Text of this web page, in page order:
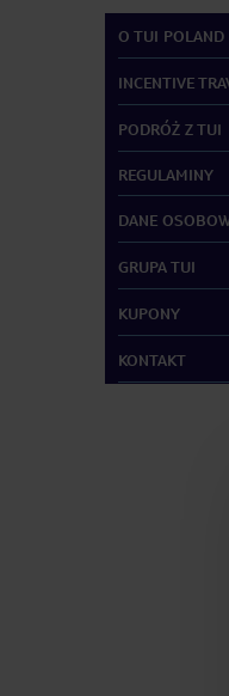
O TUI POLAND
INCENTIVE
PODRÓŻ Z TUI
REGULAMINY
DANE
GRUPA TUI
KUPONY
KONTAKT